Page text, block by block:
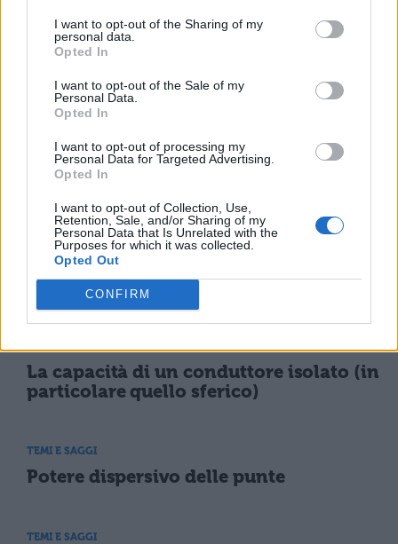
I want to opt-out of the Sharing of my
personal data.
Opted In
I want to opt-out of the Sale of my
Personal Data.
Opted In
I want to opt-out of processing my
Personal Data for Targeted Advertising.
Opted In
I want to opt-out of Collection, Use,
Retention, Sale, and/or Sharing of my
Personal Data that Is Unrelated with the
Purposes for which it was collected.
Opted Out
CONFIRM
Darwin: teoria e
TEMI E SAGGI
Il sistema solare
TEMI E SAGGI
I pianeti del sistema solare
La capacità di un conduttore isolato (in
particolare quello sferico)
TEMI E SAGGI
Potere dispersivo delle punte
TEMI E SAGGI